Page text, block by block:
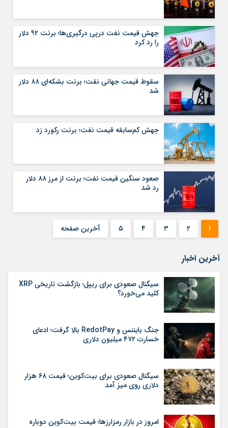
جهش قیمت نفت درپی درگیری‌ها؛ برنت ۹۲ دلار
را رد کرد
سقوط قیمت جهانی نفت؛ برنت بشکه‌ای ۸۸ دلار
شد
جهش کم‌سابقه قیمت نفت؛ برنت رکورد زد
صعود سنگین قیمت نفت؛ برنت از مرز ۸۸ دلار
رد شد
۱ ۲ ۳ ۴ ۵ آخرین صفحه
آخرین اخبار
سیگنال صعودی برای ریپل؛ بازگشت تاریخی XRP
کلید می‌خورد؟
جنگ بایننس و RedotPay بالا گرفت؛ ادعای
خسارت ۴۷۲ میلیون دلاری
سیگنال صعودی برای بیت‌کوین؛ قیمت ۶۸ هزار
دلاری روی میز آمد
امروز در بازار رمزارزها؛ قیمت بیت‌کوین دوباره